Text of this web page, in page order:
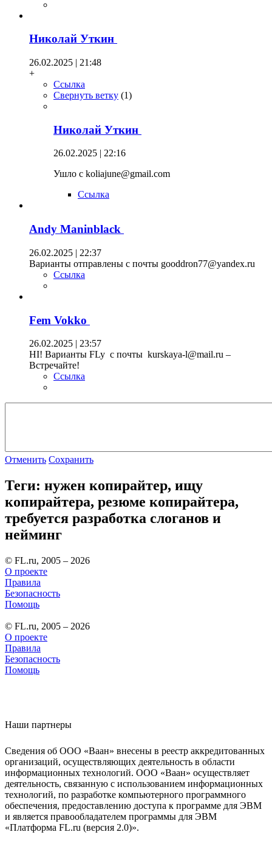
Николай Уткин
26.02.2025 | 21:48
+
Ссылка
Свернуть ветку (1)
Николай Уткин
26.02.2025 | 22:16
Ушло с koliajune@gmail.com
Ссылка
Andy Maninblack
26.02.2025 | 22:37
Варианты отправлены с почты gooddron77@yandex.ru
Ссылка
Fem Vokko
26.02.2025 | 23:57
HI! Варианты FLy с почты kurskaya-l@mail.ru –
Встречайте!
Ссылка
Отменить Сохранить
Теги: нужен копирайтер, ищу
копирайтера, резюме копирайтера,
требуется разработка слоганов и
нейминг
© FL.ru, 2005 – 2026
О проекте
Правила
Безопасность
Помощь
© FL.ru, 2005 – 2026
О проекте
Правила
Безопасность
Помощь
Наши партнеры
Сведения об ООО «Ваан» внесены в реестр аккредитованных
организаций, осуществляющих деятельность в области
информационных технологий. ООО «Ваан» осуществляет
деятельность, связанную с использованием информационных
технологий, по разработке компьютерного программного
обеспечения, предоставлению доступа к программе для ЭВМ
и является правообладателем программы для ЭВМ
«Платформа FL.ru (версия 2.0)».